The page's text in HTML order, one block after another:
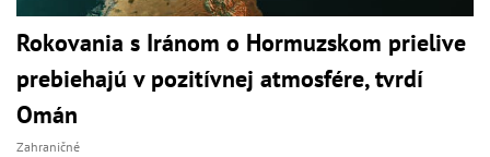
Rokovania s Iránom o Hormuzskom prielive
prebiehajú v pozitívnej atmosfére, tvrdí
Omán
Zahraničné